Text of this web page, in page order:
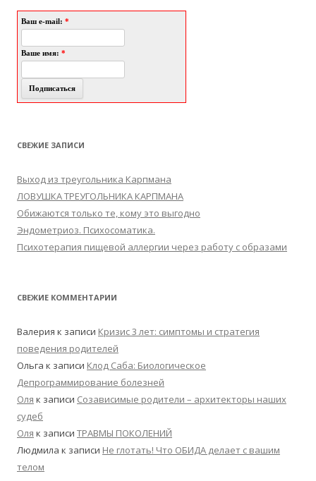
Ваш e-mail: *
Ваше имя: *
СВЕЖИЕ ЗАПИСИ
Выход из треугольника Карпмана
ЛОВУШКА ТРЕУГОЛЬНИКА КАРПМАНА
Обижаются только те, кому это выгодно
Эндометриоз. Психосоматика.
Психотерапия пищевой аллергии через работу с образами
СВЕЖИЕ КОММЕНТАРИИ
Валерия к записи Кризис 3 лет: симптомы и стратегия
поведения родителей
Ольга к записи Клод Саба: Биологическое
Депрограммирование болезней
Оля к записи Созависимые родители – архитекторы наших
судеб
Оля к записи ТРАВМЫ ПОКОЛЕНИЙ
Людмила к записи Не глотать! Что ОБИДА делает с вашим
телом